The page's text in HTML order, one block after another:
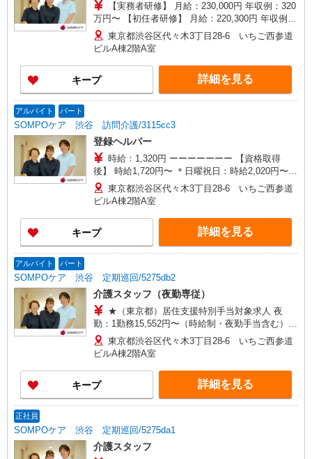
【実務者研修】 月給：230,000円 年収例：320
万円〜 【初任者研修】 月給：220,300円 年収例：
305万円〜 ※職務手当、（東京都）居住支援特別
手当、働きがい向上手当、日祝手当（月平均2回
分）等、毎月平均的に支払われる手当を含みま
す。 ※居住支援特別手当は勤続5年目までの方は
さらに1万円支給（再入社は除く） ◎賞与：基本
給2.08ヶ月分/年支給 ◎残業時は別途時間外手当支
東京都渋谷区代々木3丁目28-6 いちご西参道
ビルA棟2階A室
キープ 詳細を見る
アルバイト パート
SOMPOケア 渋谷 訪問介護/3115cc3
登録ヘルパー
時給：1,320円 ーーーーーーー 【資格取得
後】 時給1,720円〜 ＊日曜祝日：時給2,020円〜
ーーーーーーー
東京都渋谷区代々木3丁目28-6 いちご西参道
ビルA棟2階A室
キープ 詳細を見る
アルバイト パート
SOMPOケア 渋谷 定期巡回/5275db2
介護スタッフ（夜勤専従）
★（東京都）居住支援特別手当対象求人 夜
勤：1勤務15,552円〜（時給制・夜勤手当含む）
時給：1,444円 ◎週20時間以上勤務（社保加入
者）の場合は時給：1,494円 ※居住支援特別手当
は勤続5年目までの方はさらに時給＋50円（再入社
者は除く）
東京都渋谷区代々木3丁目28-6 いちご西参道
ビルA棟2階A室
キープ 詳細を見る
正社員
SOMPOケア 渋谷 定期巡回/5275da1
介護スタッフ